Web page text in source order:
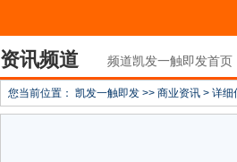
资讯频道 频道凯发一触即发首页
您当前位置： 凯发一触即发 >> 商业资讯 > 详细